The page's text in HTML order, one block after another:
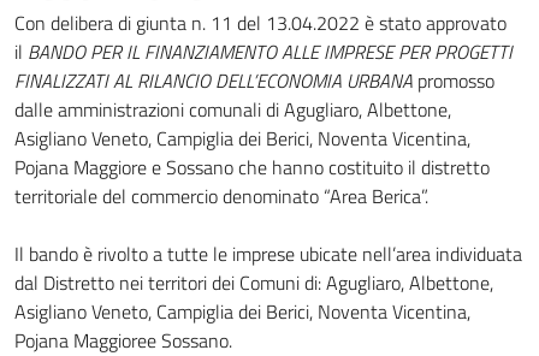
Con delibera di giunta n. 11 del 13.04.2022 è stato approvato
il BANDO PER IL FINANZIAMENTO ALLE IMPRESE PER PROGETTI
FINALIZZATI AL RILANCIO DELL’ECONOMIA URBANA promosso
dalle amministrazioni comunali di Agugliaro, Albettone,
Asigliano Veneto, Campiglia dei Berici, Noventa Vicentina,
Pojana Maggiore e Sossano che hanno costituito il distretto
territoriale del commercio denominato “Area Berica”.
Il bando è rivolto a tutte le imprese ubicate nell’area individuata
dal Distretto nei territori dei Comuni di: Agugliaro, Albettone,
Asigliano Veneto, Campiglia dei Berici, Noventa Vicentina,
Pojana Maggioree Sossano.